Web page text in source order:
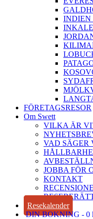
FÖRETAGSRESOR
Om Swett
VILKA ÄR
VAD SÄGER
JOBBA FÖR
KONTAKT
Resekalender
DIN BOKNING
0